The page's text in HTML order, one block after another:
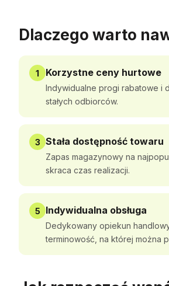
Dlaczego warto
1 Korzystne ceny hurtowe
Indywidualne progi rabatowe i
stałych odbiorców.
3 Stała dostępność towaru
Zapas magazynowy na
skraca czas realizacji.
5 Indywidualna obsługa
Dedykowany opiekun
terminowość, na której można